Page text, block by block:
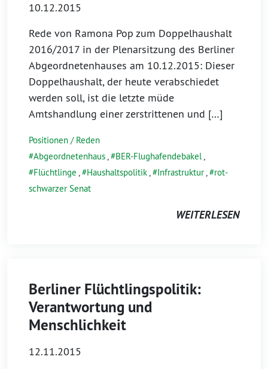
10.12.2015
Rede von Ramona Pop zum Doppelhaushalt
2016/2017 in der Plenarsitzung des Berliner
Abgeordnetenhauses am 10.12.2015: Dieser
Doppelhaushalt, der heute verabschiedet
werden soll, ist die letzte müde
Amtshandlung einer zerstrittenen und […]
Positionen / Reden
Abgeordnetenhaus, BER-Flughafendebakel,
Flüchtlinge , Haushaltspolitik, Infrastruktur,
rot-
schwarzer Senat
WEITERLESEN
Berliner Flüchtlingspolitik:
Verantwortung und
Menschlichkeit
12.11.2015